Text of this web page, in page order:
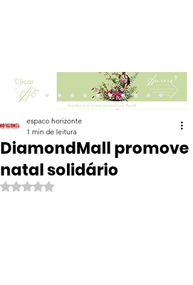
Clicar
DiamondMall promove
natal solidário
espaco horizonte
1 min de leitura
Avaliado com NaN de 5 estrelas.